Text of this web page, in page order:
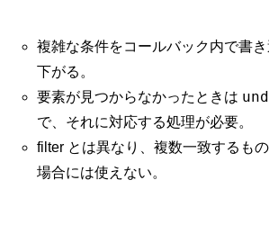
複雑な条件をコールバック内で書
下がる。
要素が見つからなかったときは
で、それに対応する処理が必要。
filter とは異なり、複数一致するも
場合には使えない。